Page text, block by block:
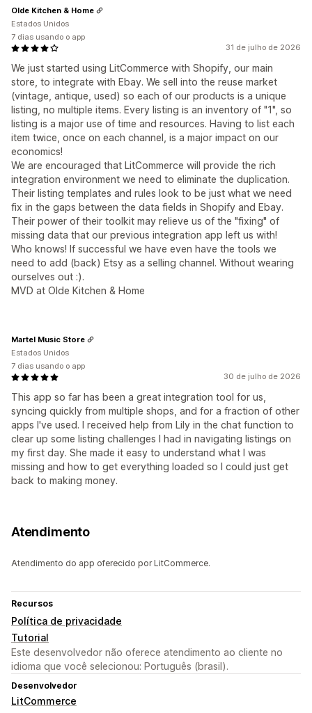
31 de julho de 2026
We just started using LitCommerce with Shopify, our main
store, to integrate with Ebay. We sell into the reuse market
(vintage, antique, used) so each of our products is a unique
listing, no multiple items. Every listing is an inventory of "1", so
listing is a major use of time and resources. Having to list each
item twice, once on each channel, is a major impact on our
economics!
We are encouraged that LitCommerce will provide the rich
integration environment we need to eliminate the duplication.
Their listing templates and rules look to be just what we need
fix in the gaps between the data fields in Shopify and Ebay.
Their power of their toolkit may relieve us of the "fixing" of
missing data that our previous integration app left us with!
Who knows! If successful we have even have the tools we
need to add (back) Etsy as a selling channel. Without wearing
ourselves out :).
MVD at Olde Kitchen & Home
Olde Kitchen & Home
Estados Unidos
7 dias usando o app
30 de julho de 2026
This app so far has been a great integration tool for us,
syncing quickly from multiple shops, and for a fraction of other
apps I've used. I received help from Lily in the chat function to
clear up some listing challenges I had in navigating listings on
my first day. She made it easy to understand what I was
missing and how to get everything loaded so I could just get
back to making money.
Martel Music Store
Estados Unidos
7 dias usando o app
Atendimento
Atendimento do app oferecido por LitCommerce.
Recursos
Política de privacidade
Tutorial
Este desenvolvedor não oferece atendimento ao cliente no
idioma que você selecionou: Português (brasil).
Desenvolvedor
LitCommerce